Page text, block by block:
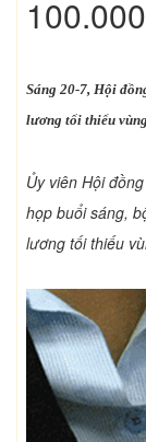
Sáng 20-7, Hội
lương tối thiểu
Ủy viên Hội
họp buổi sáng,
lương tối thiếu